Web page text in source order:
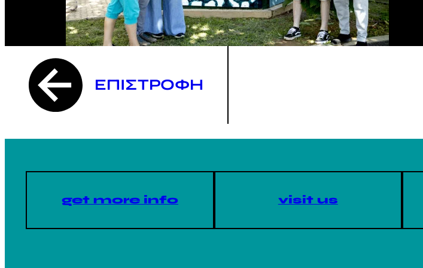
ΕΠΙΣΤΡΟΦΗ
get more info visit us